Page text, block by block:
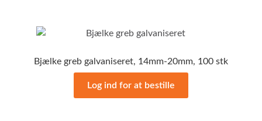
Bjælke greb galvaniseret, 14mm-20mm, 100 stk
Log ind for at bestille